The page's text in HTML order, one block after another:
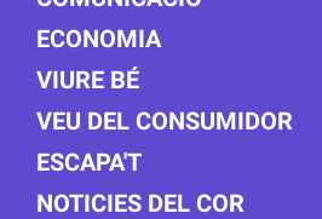
ECONOMIA
VIURE BÉ
VEU DEL CONSUMIDOR
ESCAPA'T
NOTICIES DEL COR